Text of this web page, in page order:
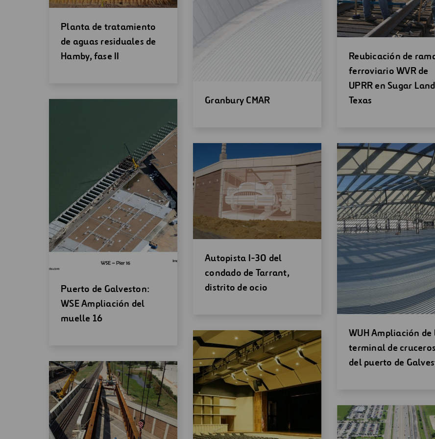
Abrir
una
nueva
Planta de tratamiento
de aguas residuales de
Hamby, fase II
Abrir
una
nueva
Puerto de Galveston:
WSE Ampliación del
muelle 16
Abrir
ventana
Granbury CMAR
Abrir
una
nueva
Autopista I-30 del
condado de Tarrant,
distrito de ocio
Abrir
una
nueva
ventana
Reubicación de
ferroviario WVR de
UPRR en Sugar
Texas
Abrir
una
nueva
WUH Ampliación de
terminal de
del puerto de